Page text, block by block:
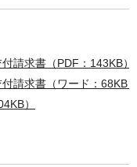
請求書（PDF：143KB）
請求書（ワード：68KB
）